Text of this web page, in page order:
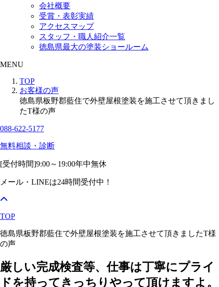
会社概要
受賞・表彰実績
アクセスマップ
スタッフ・職人紹介一覧
徳島県最大の塗装ショールーム
MENU
TOP
お客様の声
徳島県板野郡藍住で外壁屋根塗装を施工させて頂きまし
たT様の声
088-622-5177
無料相談・診断
[受付時間]9:00～19:00年中無休
メール・LINEは24時間受付中！
TOP
徳島県板野郡藍住で外壁屋根塗装を施工させて頂きましたT様
の声
厳しい完成検査等、仕事は丁寧にプライ
ドを持ってきっちりやって頂けますよ。